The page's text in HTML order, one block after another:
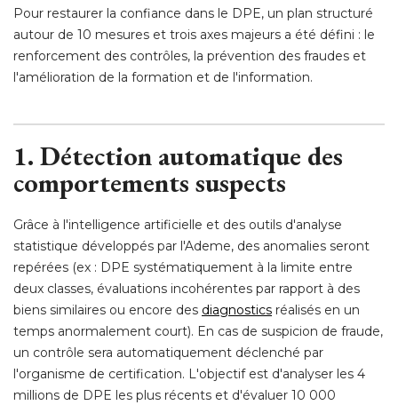
Pour restaurer la confiance dans le DPE, un plan structuré
autour de 10 mesures et trois axes majeurs a été défini : le
renforcement des contrôles, la prévention des fraudes et
l'amélioration de la formation et de l'information.
1. Détection automatique des
comportements suspects
Grâce à l'intelligence artificielle et des outils d'analyse
statistique développés par l'Ademe, des anomalies seront
repérées (ex : DPE systématiquement à la limite entre
deux classes, évaluations incohérentes par rapport à des
biens similaires ou encore des diagnostics réalisés en un
temps anormalement court). En cas de suspicion de fraude,
un contrôle sera automatiquement déclenché par
l'organisme de certification. L'objectif est d'analyser les 4
millions de DPE les plus récents et d'évaluer 10 000